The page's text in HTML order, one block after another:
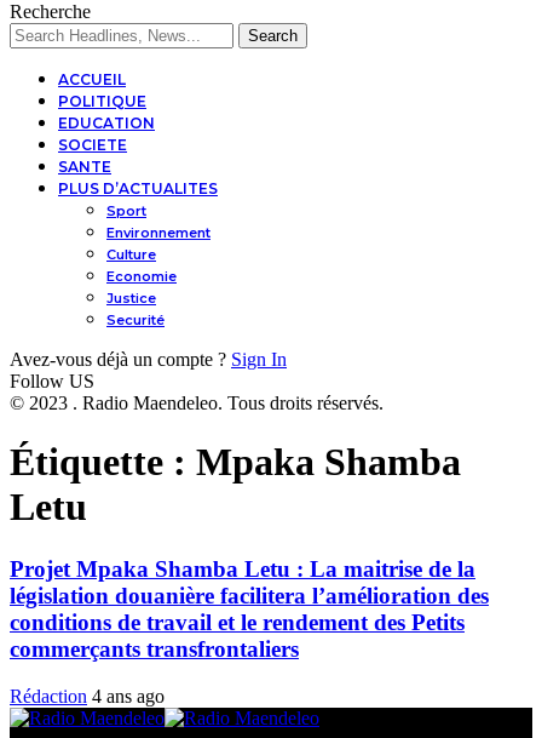
Recherche
ACCUEIL
POLITIQUE
EDUCATION
SOCIETE
SANTE
PLUS D’ACTUALITES
Sport
Environnement
Culture
Economie
Justice
Securité
Avez-vous déjà un compte ? Sign In
Follow US
© 2023 . Radio Maendeleo. Tous droits réservés.
Étiquette : Mpaka Shamba
Letu
Projet Mpaka Shamba Letu : La maitrise de la
législation douanière facilitera l’amélioration des
conditions de travail et le rendement des Petits
commerçants transfrontaliers
Rédaction 4 ans ago